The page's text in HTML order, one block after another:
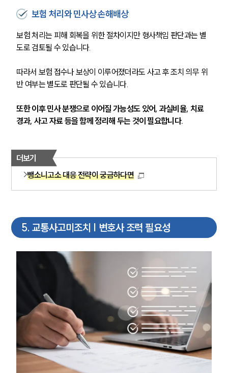
업무사례
사례분석/최신동향
법률정보
법률지식인
음주운전·교통사고전문변호사추천
소식/자료
언론보도
공지사항
법률 블로그
법률서식
뉴스레터/브로슈어
세미나
대륜법률상담예약
보험 처리와 민사상 손해배상
보험 처리는 피해 회복을 위한 절차이지만 형사책임 판단과는 별
도로 검토될 수 있습니다.
따라서 보험 접수나 보상이 이루어졌더라도 사고 후 조치 의무 위
반 여부는 별도로 판단될 수 있습니다.
또한 이후 민사 분쟁으로 이어질 가능성도 있어, 과실비율, 치료
경과, 사고 자료 등을 함께 정리해 두는 것이 필요합니다.
더보기
뺑소니고소 대응 전략이 궁금하다면
5. 교통사고미조치 | 변호사 조력 필요성